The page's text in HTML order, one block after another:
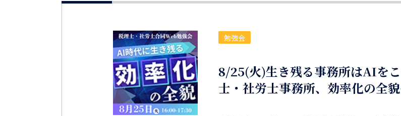
勉強会
8/25(火)生き残る事務所はAIを
士・社労士事務所、効率化の全